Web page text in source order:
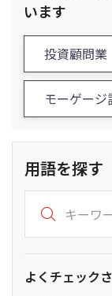
います
投資顧問業
モーゲージ
用語を探す
よくチェック